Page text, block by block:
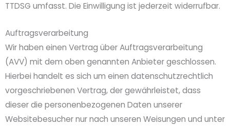
TTDSG umfasst. Die Einwilligung ist jederzeit widerrufbar.
Auftragsverarbeitung
Wir haben einen Vertrag über Auftragsverarbeitung
(AVV) mit dem oben genannten Anbieter geschlossen.
Hierbei handelt es sich um einen datenschutzrechtlich
vorgeschriebenen Vertrag, der gewährleistet, dass
dieser die personenbezogenen Daten unserer
Websitebesucher nur nach unseren Weisungen und unter